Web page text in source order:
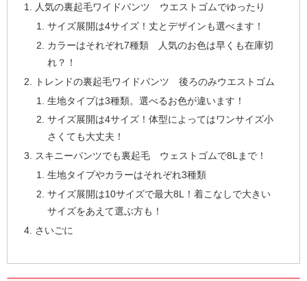
人気の裏起毛ワイドパンツ ウエストゴムでゆったり
サイズ展開は4サイズ！丈とデザインも選べます！
カラーはそれぞれ7種類 人気のお色は早くも在庫切
れ？！
トレンドの裏起毛ワイドパンツ 後ろのみウエストゴム
生地タイプは3種類。選べるお色が違います！
サイズ展開は4サイズ！体型によってはワンサイズ小
さくても大丈夫！
スキニーパンツでも裏起毛 ウェストゴムで8Lまで！
生地タイプやカラーはそれぞれ3種類
サイズ展開は10サイズで最大8L！着こなしで大きい
サイズをあえて選ぶ方も！
さいごに